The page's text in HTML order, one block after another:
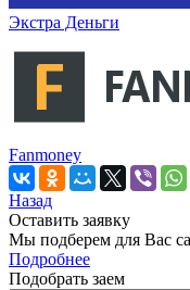
Экстра Деньги
Fanmoney
Назад
Оставить заявку
Мы подберем для Вас
Подробнее
Подобрать заем